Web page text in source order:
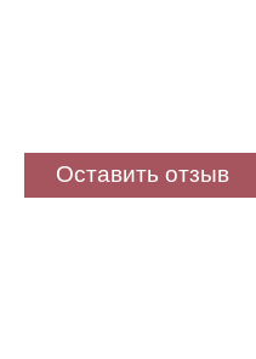
Оставить отзыв